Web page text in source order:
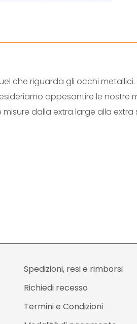
quel che riguarda gli occhi
appesantire le
dalla extra large alla extra
Spedizioni, resi e rimborsi
Richiedi recesso
Termini e Condizioni